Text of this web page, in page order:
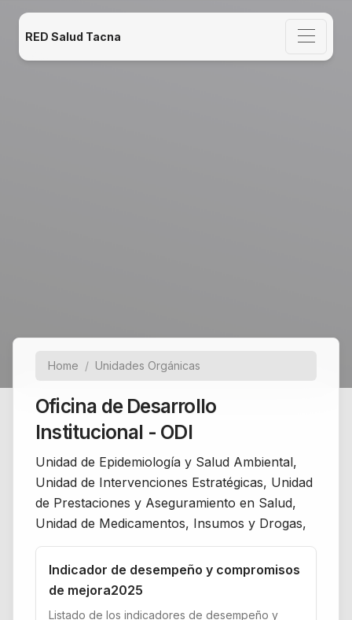
RED Salud Tacna
Home Unidades Orgánicas
Oficina de Desarrollo
Institucional - ODI
Unidad de Epidemiología y Salud Ambiental,
Unidad de Intervenciones Estratégicas, Unidad
de Prestaciones y Aseguramiento en Salud,
Unidad de Medicamentos, Insumos y Drogas,
Indicador de desempeño y compromisos
de mejora2025
Listado de los indicadores de desempeño y